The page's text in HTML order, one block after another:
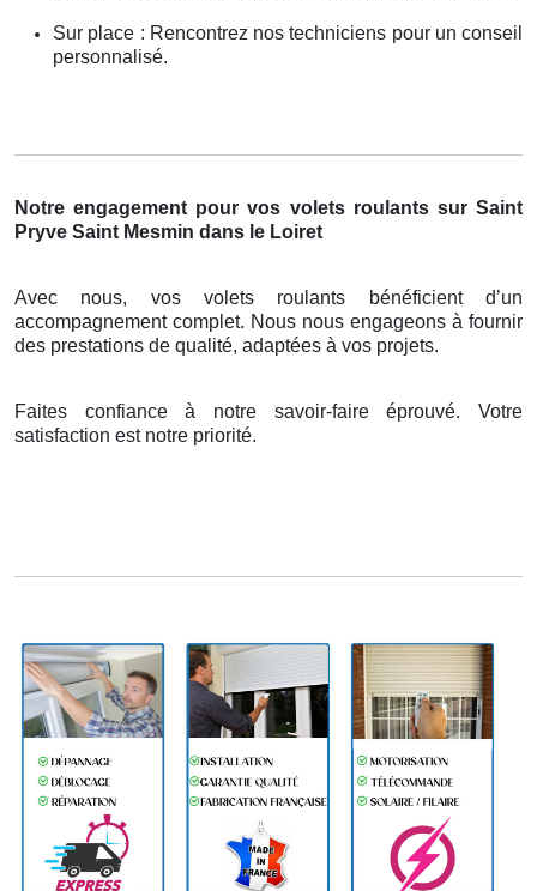
Sur place : Rencontrez nos techniciens pour un conseil
personnalisé.
Notre engagement pour vos volets roulants sur Saint
Pryve Saint Mesmin dans le Loiret
Avec nous, vos volets roulants bénéficient d’un
accompagnement complet. Nous nous engageons à fournir
des prestations de qualité, adaptées à vos projets.
Faites confiance à notre savoir-faire éprouvé. Votre
satisfaction est notre priorité.